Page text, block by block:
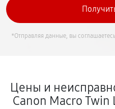
*Отправляя данные, вы
Цены и
Canon Macro Twin